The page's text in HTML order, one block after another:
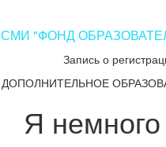
СМИ "ФОНД
Запись о
ДОПОЛНИТЕЛЬНОЕ
Я